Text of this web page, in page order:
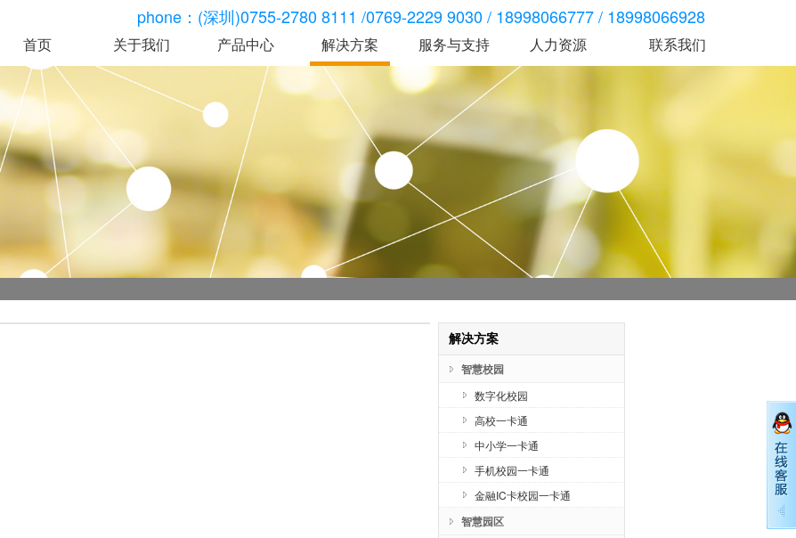
phone：(深圳)0755-2780 8111 /0769-2229 9030 / 18998066777 / 18998066928
首页 关于我们
公司简介
发展历程
资质荣誉
关于我们
产品中心
智慧食堂
智能一体机 GR-
U699CT消费机
U698CT消费机
GR-F699CT人脸消
费机
GR-F698CT人脸消
费机
双通道视觉结算台
智慧人脸
GR-F699CT人脸消
GR-F309人脸考勤机
GR-F698CT人脸消
GR-F310人脸门禁机
考勤门禁
1000TB系列门禁
高级S20X系列门禁
智慧人行
S30X系列三辊闸
解决方案
智慧校园
智慧园区
智慧城市
移动互联
微信订餐
解决方案
服务与支持
技术服务
资料下载
服务与支持
人力资源 联系我们
解决方案
智慧校园
数字化校园
高校一卡通
中小学一卡通
手机校园一卡通
金融IC卡校园一卡通
智慧园区
深